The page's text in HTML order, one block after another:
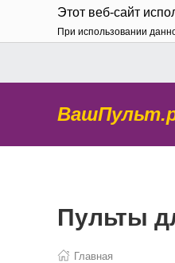
Этот веб-сайт
При использовании
Пульты
Главная